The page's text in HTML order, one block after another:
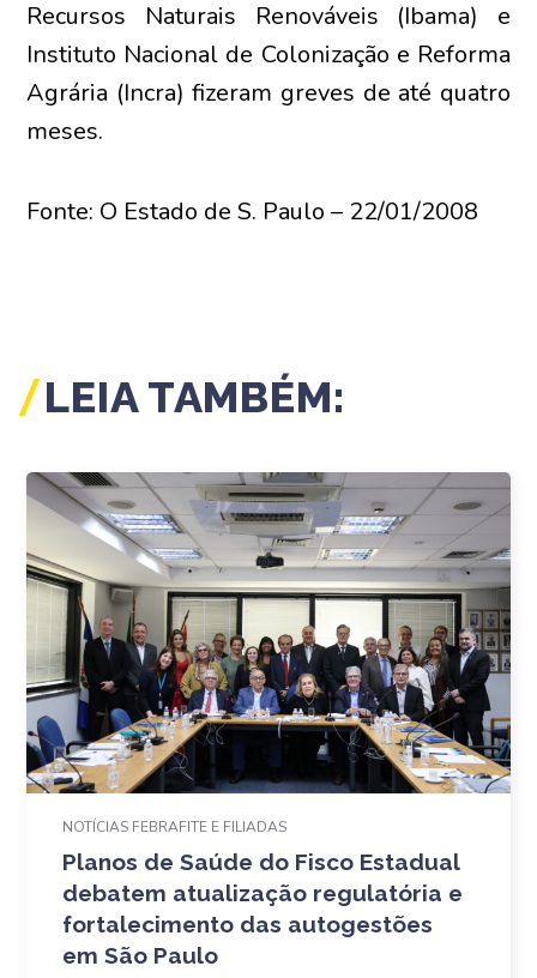
Recursos Naturais Renováveis (Ibama) e
Instituto Nacional de Colonização e Reforma
Agrária (Incra) fizeram greves de até quatro
meses.
Fonte: O Estado de S. Paulo – 22/01/2008
LEIA TAMBÉM:
NOTÍCIAS FEBRAFITE E FILIADAS
Planos de Saúde do Fisco Estadual
debatem atualização regulatória e
fortalecimento das autogestões
em São Paulo